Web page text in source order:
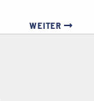
WEITER